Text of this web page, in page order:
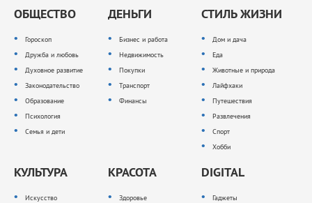
ОБЩЕСТВО
Гороскоп
Дружба и любовь
Духовное развитие
Законодательство
Образование
Психология
Семья и дети
ДЕНЬГИ
Бизнес и работа
Недвижимость
Покупки
Транспорт
Финансы
СТИЛЬ ЖИЗНИ
Дом и дача
Еда
Животные и природа
Лайфхаки
Путешествия
Развлечения
Спорт
Хобби
КУЛЬТУРА
Искусство
КРАСОТА
Здоровье
DIGITAL
Гаджеты